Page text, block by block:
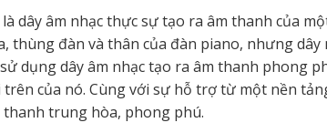
dây âm nhạc thực sự tạo ra âm thanh của
thùng đàn và thân của đàn piano, nhưng dây
sử dụng dây âm nhạc tạo ra âm thanh phong
trên của nó. Cùng với sự hỗ trợ từ một nền
thanh trung hòa, phong phú.